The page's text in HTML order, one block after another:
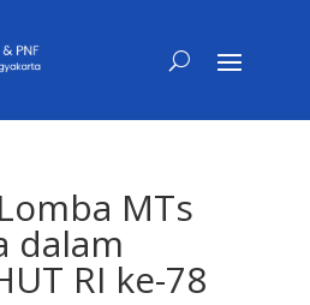
MTs
dalam
RI ke-78